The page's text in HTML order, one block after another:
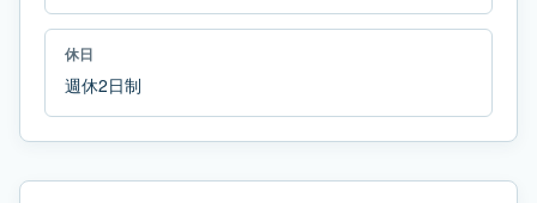
休日
週休2日制